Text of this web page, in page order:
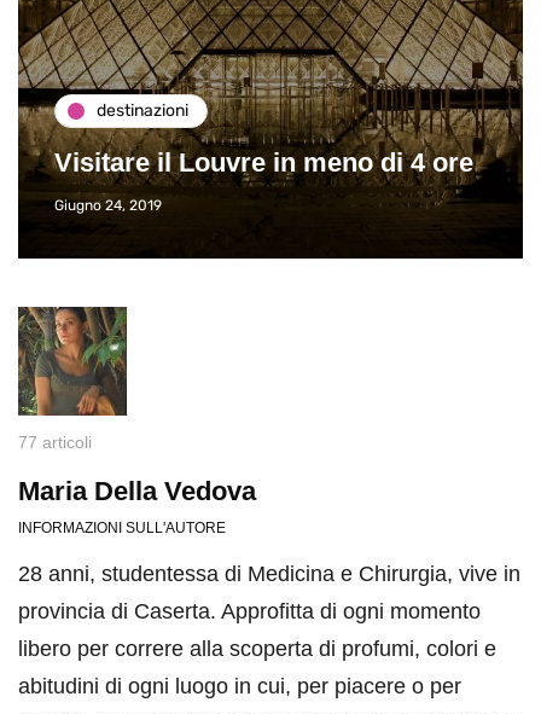
destinazioni
Visitare il Louvre in meno di 4 ore
Giugno 24, 2019
77 articoli
Maria Della Vedova
INFORMAZIONI SULL'AUTORE
28 anni, studentessa di Medicina e Chirurgia, vive in
provincia di Caserta. Approfitta di ogni momento
libero per correre alla scoperta di profumi, colori e
abitudini di ogni luogo in cui, per piacere o per